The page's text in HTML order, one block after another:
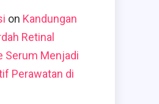
on Kandungan
Retinal
Serum Menjadi
Perawatan di